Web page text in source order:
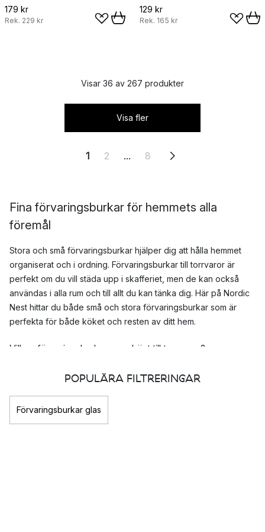
179 kr
Rek. 229 kr
129 kr
Rek. 165 kr
Visar 36 av 267 produkter
Visa fler
1 2 ... 8
Fina förvaringsburkar för hemmets alla
föremål
Stora och små förvaringsburkar hjälper dig att hålla hemmet
organiserat och i ordning. Förvaringsburkar till torrvaror är
perfekt om du vill städa upp i skafferiet, men de kan också
användas i alla rum och till allt du kan tänka dig. Här på Nordic
Nest hittar du både små och stora förvaringsburkar som är
perfekta för både köket och resten av ditt hem.
Vilken förvaringsburk passar bäst till torrvaror?
skafferi kan det vara bra att tänka på vissa saker. Det kan vara
bra att veta vad du vill förvara i vilken burk så att allt får plats,
till exempelvis spagetti behövs en avlång burk och inte en
bred. Det kan också vara skönt med en förvaringsburk som
POPULÄRA FILTRERINGAR
Förvaringsburkar glas